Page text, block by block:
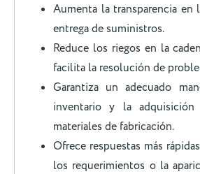
Aumenta la transparencia
entrega de suministros.
Reduce los riegos en la
facilita la resolución de
Garantiza un adecuado
inventario y la
materiales de fabricación.
Ofrece respuestas más
los requerimientos o la